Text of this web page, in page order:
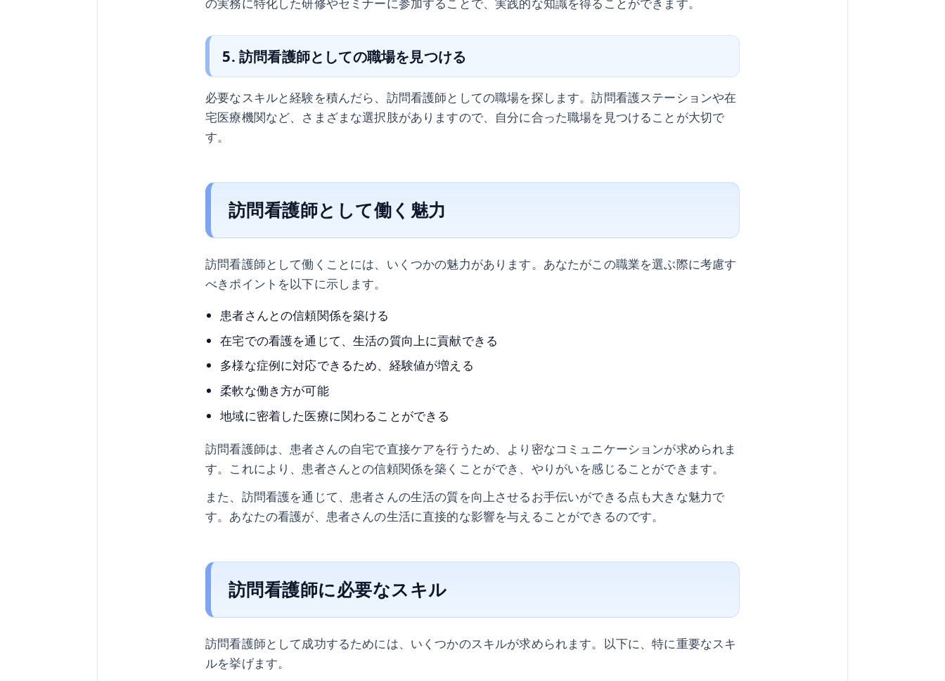
5. 訪問看護師としての職場を見つける
必要なスキルと経験を積んだら、訪問看護師としての職場を探します。訪問看護ステーションや在
宅医療機関など、さまざまな選択肢がありますので、自分に合った職場を見つけることが大切で
す。
訪問看護師として働く魅力
訪問看護師として働くことには、いくつかの魅力があります。あなたがこの職業を選ぶ際に考慮す
べきポイントを以下に示します。
患者さんとの信頼関係を築ける
在宅での看護を通じて、生活の質向上に貢献できる
多様な症例に対応できるため、経験値が増える
柔軟な働き方が可能
地域に密着した医療に関わることができる
訪問看護師は、患者さんの自宅で直接ケアを行うため、より密なコミュニケーションが求められま
す。これにより、患者さんとの信頼関係を築くことができ、やりがいを感じることができます。
また、訪問看護を通じて、患者さんの生活の質を向上させるお手伝いができる点も大きな魅力で
す。あなたの看護が、患者さんの生活に直接的な影響を与えることができるのです。
訪問看護師に必要なスキル
訪問看護師として成功するためには、いくつかのスキルが求められます。以下に、特に重要なスキ
ルを挙げます。